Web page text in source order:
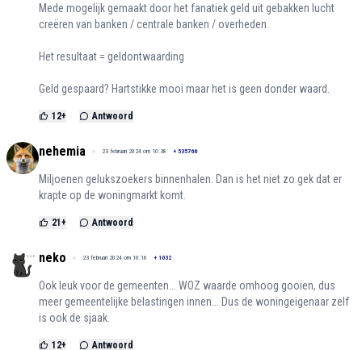
Mede mogelijk gemaakt door het fanatiek geld uit gebakken lucht
creëren van banken / centrale banken / overheden.
Het resultaat = geldontwaarding
Geld gespaard? Hartstikke mooi maar het is geen donder waard.
12+ Antwoord
nehemia 23 februari 2024 om 10:38 + 535766
Miljoenen gelukszoekers binnenhalen. Dan is het niet zo gek dat er
krapte op de woningmarkt komt.
21 + Antwoord
neko 23 februari 2024 om 10:16 + 1032
Ook leuk voor de gemeenten... WOZ waarde omhoog gooien, dus
meer gemeentelijke belastingen innen... Dus de woningeigenaar zelf
is ook de sjaak.
12+ Antwoord